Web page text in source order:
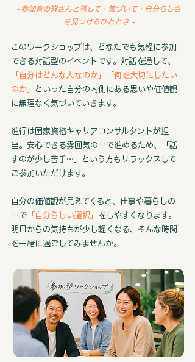
-参加者の皆さんと話して・気づいて・自分らしさ
を見つけるひととき -
このワークショップは、どなたでも気軽に参加
できる対話型のイベントです。対話を通して、
「 自分はどんな人なのか」「何を大切にしたい
のか」
といった自分の内側にある思いや価値観
に無理なく気づいていきます。
進行は国家資格キャリアコンサルタントが担
当。安心できる雰囲気の中で進めるため、「話
すのが少し苦手…」という方もリラックスして
ご参加いただけます。
自分の価値観が見えてくると、仕事や暮らしの
中で 「自分らしい選択」
をしやすくなります。
明日からの気持ちが少し軽くなる、そんな時間
を一緒に過ごしてみませんか。